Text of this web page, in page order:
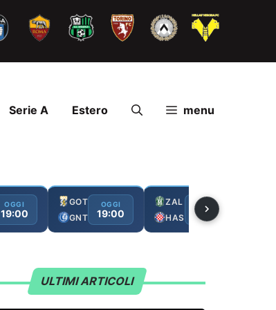
Serie A Estero menu
OGGI
19:00
GOT
GNT
OGGI
19:00
ZAL
HAS
OGGI
19:00
ULTIMI ARTICOLI